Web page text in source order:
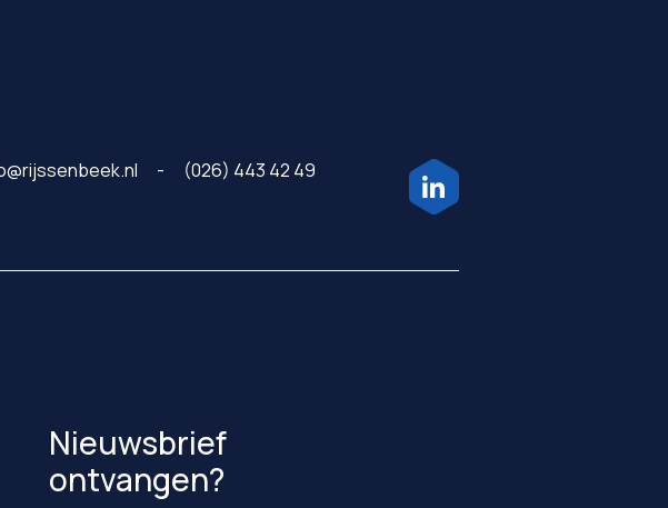
(026) 443 42 49
Nieuwsbrief
ontvangen?